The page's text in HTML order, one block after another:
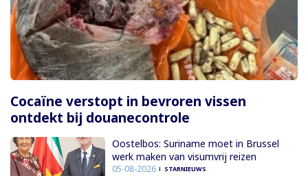
Cocaïne verstopt in bevroren vissen
ontdekt bij douanecontrole
Oostelbos: Suriname moet in Brussel
werk maken van visumvrij reizen
05-08-2026 STARNIEUWS